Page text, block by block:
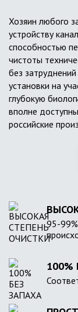
Хозяин любого
устройству
способностью
чистоты
без
установки на
глубокую
вполне
российские
95-
100%